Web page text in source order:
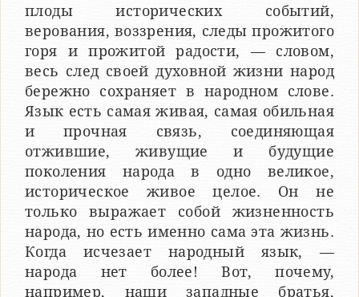
плоды исторических событий,
верования, воззрения, следы про­житого
горя и прожитой радости, — словом,
весь след своей духовной жизни народ
бережно сохраняет в народном слове.
Язык есть самая живая, самая обильная
и прочная связь, соединяющая
отжившие, живущие и будущие
поколения народа в одно великое,
историческое живое целое. Он не
только выражает собой жизненность
народа, но есть именно сама эта жизнь.
Когда исчезает народный язык, —
народа нет более! Вот, почему,
например, наши западные братья,